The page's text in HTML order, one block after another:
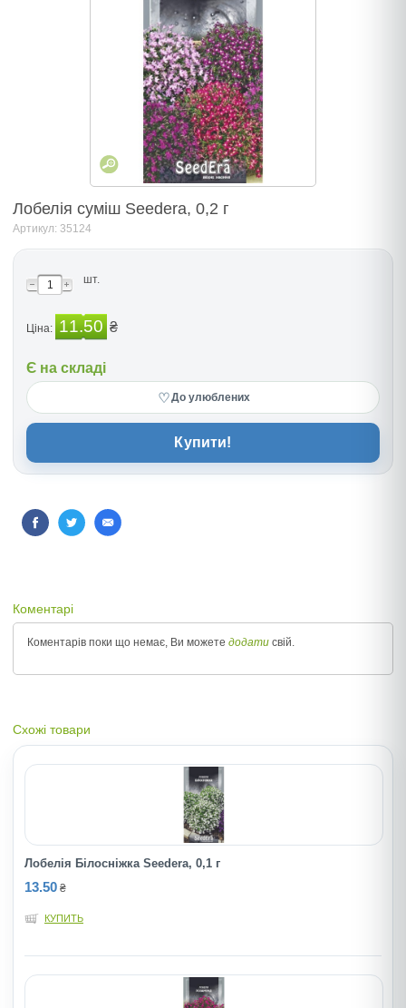
Лобелія суміш Seedera, 0,2 г
Артикул: 35124
шт.
Ціна: 11.50 ₴
Є на складі
♡До улюблених
Купити!
Коментарі
Коментарів поки що немає, Ви можете додати свій.
Схожі товари
Лобелія Білосніжка Seedera, 0,1 г
13.50 ₴
КУПИТЬ